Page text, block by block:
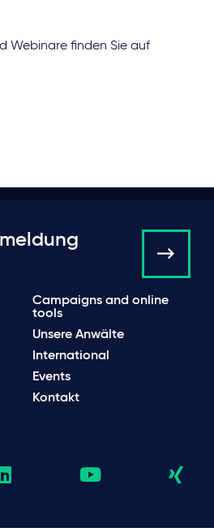
Webinare finden Sie auf
Campaigns and online
tools
Unsere Anwälte
International
Events
Kontakt